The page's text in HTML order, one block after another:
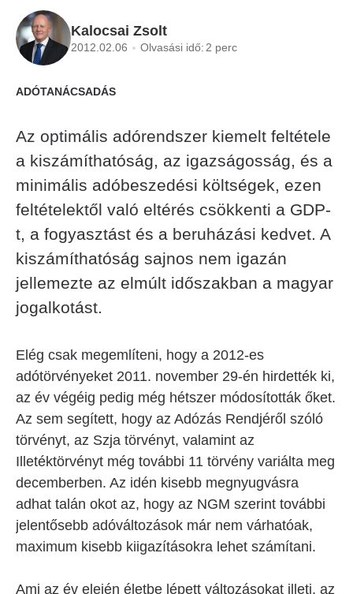
Kalocsai Zsolt
2012.02.06 Olvasási idő: 2 perc
ADÓTANÁCSADÁS
Az optimális adórendszer kiemelt feltétele
a kiszámíthatóság, az igazságosság, és a
minimális adóbeszedési költségek, ezen
feltételektől való eltérés csökkenti a GDP-
t, a fogyasztást és a beruházási kedvet. A
kiszámíthatóság sajnos nem igazán
jellemezte az elmúlt időszakban a magyar
jogalkotást.
Elég csak megemlíteni, hogy a 2012-es
adótörvényeket 2011. november 29-én hirdették ki,
az év végéig pedig még hétszer módosították őket.
Az sem segített, hogy az Adózás Rendjéről szóló
törvényt, az Szja törvényt, valamint az
Illetéktörvényt még további 11 törvény variálta meg
decemberben. Az idén kisebb megnyugvásra
adhat talán okot az, hogy az NGM szerint további
jelentősebb adóváltozások már nem várhatóak,
maximum kisebb kiigazításokra lehet számítani.
Ami az év elején életbe lépett változásokat illeti, az